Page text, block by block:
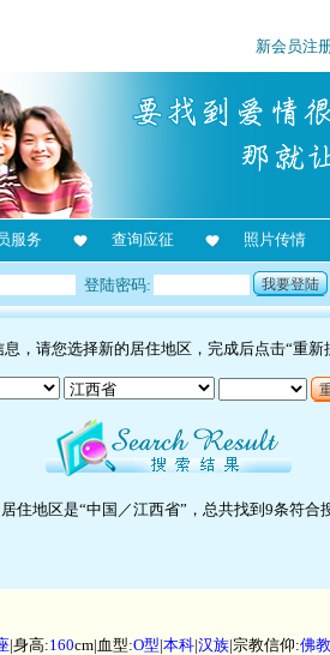
新会员注
服务 查询应征 照片传情
登陆密码: 我要登陆
，请您选择新的居住地区，完成后点击“重新
住地区是“中国／江西省”，总共找到9条符合
|身高:160cm|血型:O型|本科|汉族|宗教信仰:佛教